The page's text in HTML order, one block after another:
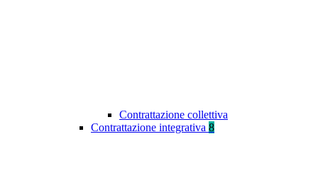
Contrattazione collettiva
Contrattazione integrativa 8